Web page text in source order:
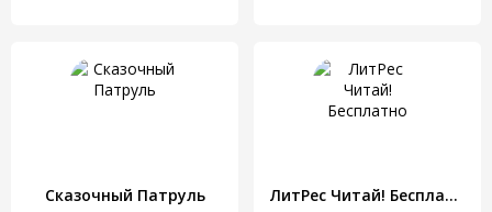
Сказочный Патруль ЛитРес Читай! Бесплатно